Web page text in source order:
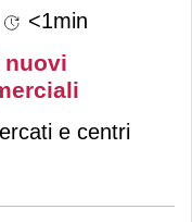
<1min
nuovi
e centri